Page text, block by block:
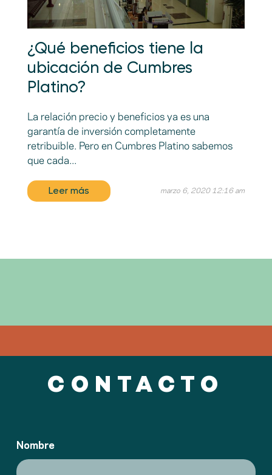
¿Qué beneficios tiene la
ubicación de Cumbres
Platino?
La relación precio y beneficios ya es una
garantía de inversión completamente
retribuible. Pero en Cumbres Platino sabemos
que cada...
Leer más marzo 6, 2020 12:16 am
CONTACTO
Nombre